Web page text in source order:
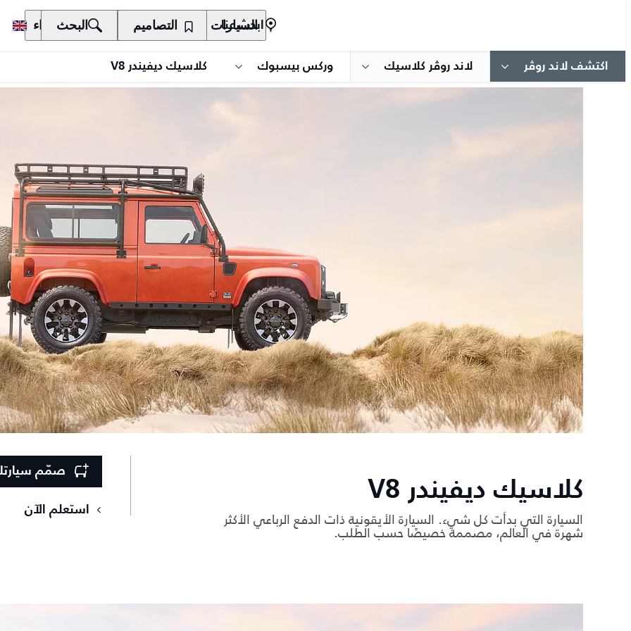
السيارات المالكون الاكتشاف الشراء ابحث عنا التصاميم البحث
اكتشف لاند روڤر لاند روڤر كلاسيك وركس بيسبوك كلاسيك ديفيندر V8
كلاسيك ديفيندر V8
السيارة التي بدأت كل شيء. السيارة الأيقونية ذات الدفع الرباعي الأكثر
شهرة في العالم، مصممة خصيصًا حسب الطلب.
صمّم
استعلم الآن